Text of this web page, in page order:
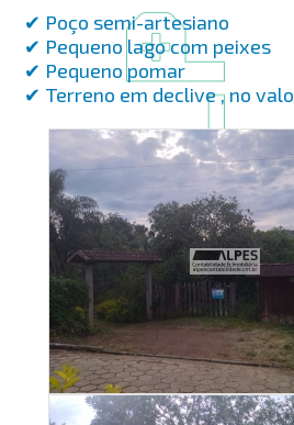
✔ Poço semi-artesiano
✔ Pequeno lago com peixes
✔ Pequeno pomar
✔ Terreno em declive , no